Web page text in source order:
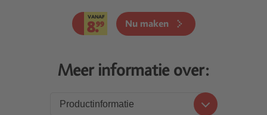
VANAF
8.99 Nu maken
Meer informatie over:
Productinformatie